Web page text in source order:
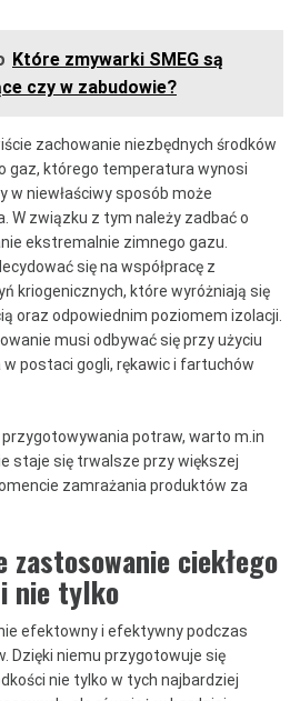
Które zmywarki SMEG są
czy w zabudowie?
zachowanie niezbędnych środków
gaz, którego temperatura wynosi
w niewłaściwy sposób może
W związku z tym należy zadbać o
ekstremalnie zimnego gazu.
się na współpracę z
kriogenicznych, które wyróżniają się
oraz odpowiednim poziomem izolacji.
musi odbywać się przy użyciu
postaci gogli, rękawic i fartuchów
potraw, warto m.in
staje się trwalsze przy większej
zamrażania produktów za
zastosowanie ciekłego
nie tylko
efektowny i efektywny podczas
Dzięki niemu przygotowuje się
nie tylko w tych najbardziej